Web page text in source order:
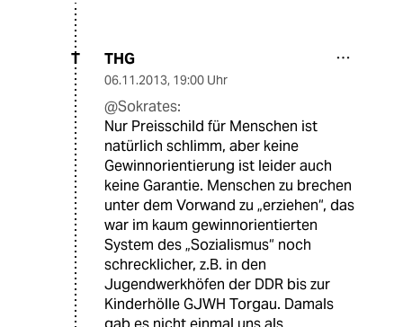
T THG
06.11.2013, 19:00 Uhr
@Sokrates:
Nur Preisschild für Menschen ist
natürlich schlimm, aber keine
Gewinnorientierung ist leider auch
keine Garantie. Menschen zu brechen
unter dem Vorwand zu „erziehen“, das
war im kaum gewinnorientierten
System des „Sozialismus“ noch
schrecklicher, z.B. in den
Jugendwerkhöfen der DDR bis zur
Kinderhölle GJWH Torgau. Damals